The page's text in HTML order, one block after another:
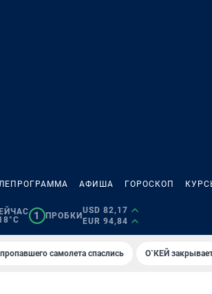
АФИША ГОРОСКОП
1 ПРОБКИ
USD 82,17
EUR 94,84
самолета спаслись О`КЕЙ